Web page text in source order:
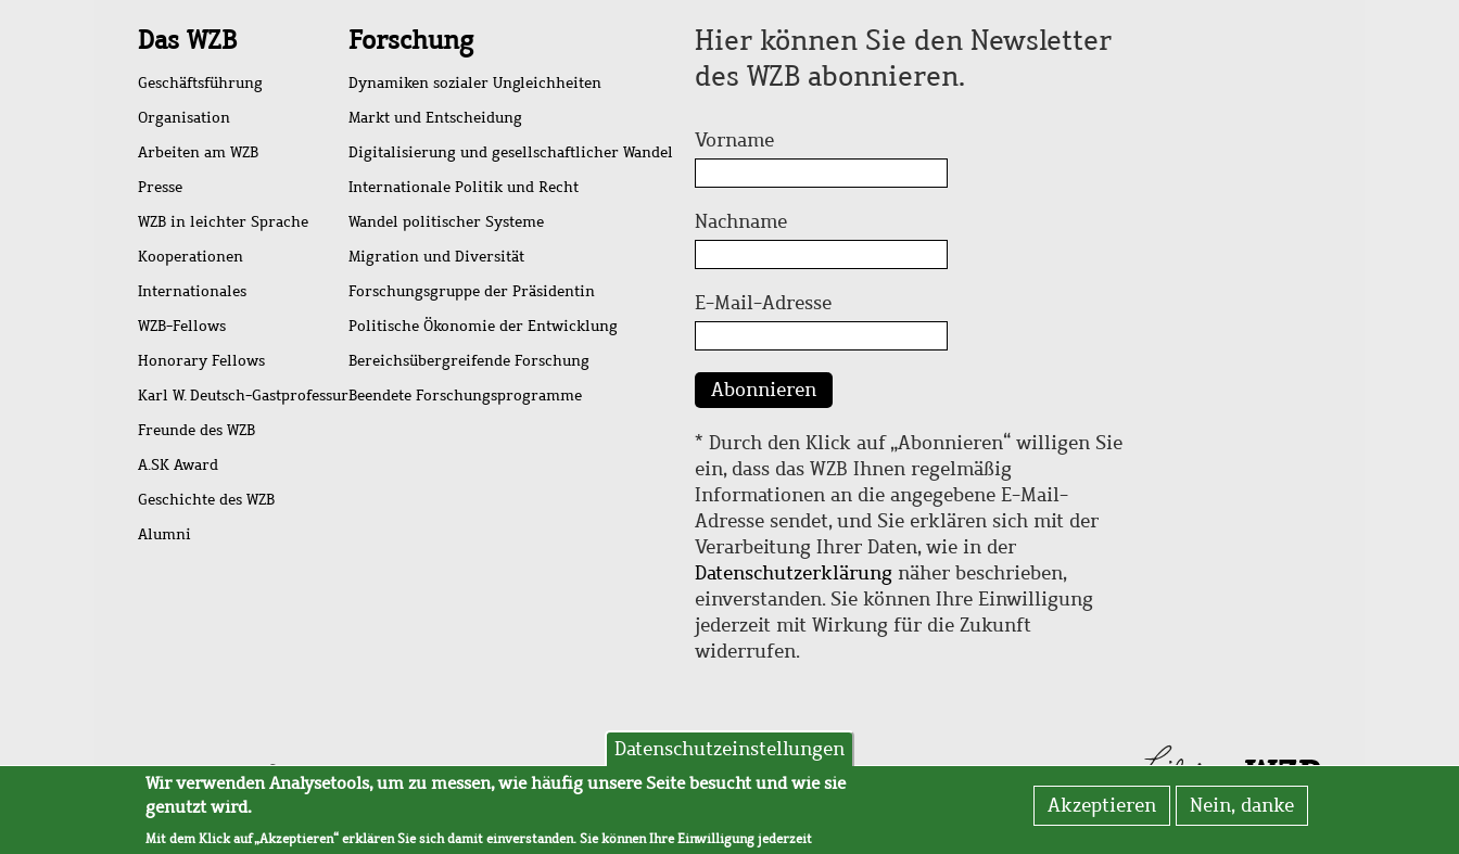
Schnellzugriff
Das WZB
Geschäftsführung
Organisation
Arbeiten am WZB
Presse
WZB in leichter Sprache
Kooperationen
Internationales
WZB-Fellows
Honorary Fellows
Karl W. Deutsch-Gastprofessur
Freunde des WZB
A.SK Award
Geschichte des WZB
Alumni
Forschung
Dynamiken sozialer Ungleichheiten
Markt und Entscheidung
Digitalisierung und gesellschaftlicher Wandel
Internationale Politik und Recht
Wandel politischer Systeme
Migration und Diversität
Forschungsgruppe der Präsidentin
Politische Ökonomie der Entwicklung
Bereichsübergreifende Forschung
Beendete Forschungsprogramme
Hier können Sie den Newsletter
des WZB abonnieren.
Vorname
Nachname
E-Mail-Adresse
Abonnieren
* Durch den Klick auf „Abonnieren“ willigen Sie
ein, dass das WZB Ihnen regelmäßig
Informationen an die angegebene E-Mail-
Adresse sendet, und Sie erklären sich mit der
Verarbeitung Ihrer Daten, wie in der
Datenschutzerklärung näher beschrieben,
einverstanden. Sie können Ihre Einwilligung
jederzeit mit Wirkung für die Zukunft
widerrufen.
Fußleistenmenü
SitemapBarrierefreiheitImpressumDatenschutzAVB
Datenschutzeinstellungen
Wir verwenden Analysetools, um zu messen, wie häufig unsere Seite besucht und wie sie
genutzt wird.
Mit dem Klick auf „Akzeptieren“ erklären Sie sich damit einverstanden. Sie können Ihre Einwilligung jederzeit
Akzeptieren Nein, danke